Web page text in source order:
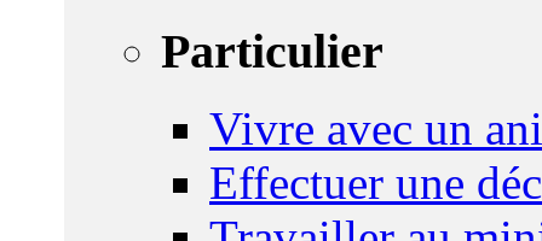
Particulier
Vivre avec un
Effectuer une